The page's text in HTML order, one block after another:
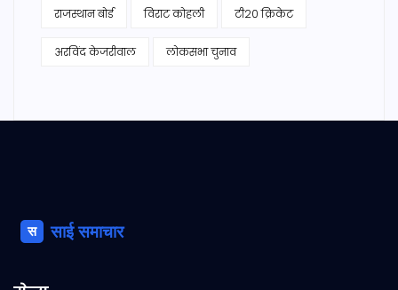
राजस्थान बोर्ड विराट कोहली टी20 क्रिकेट
अरविंद केजरीवाल लोकसभा चुनाव